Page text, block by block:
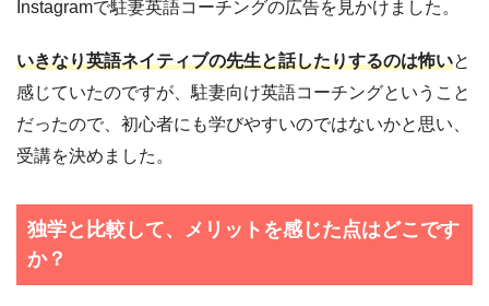
Instagramで駐妻英語コーチングの広告を見かけました。
いきなり英語ネイティブの先生と話したりするのは怖いと
感じていたのですが、駐妻向け英語コーチングということ
だったので、初心者にも学びやすいのではないかと思い、
受講を決めました。
独学と比較して、メリットを感じた点はどこです
か？